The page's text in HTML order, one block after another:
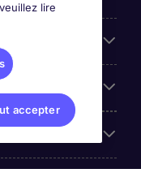
lire
accepter